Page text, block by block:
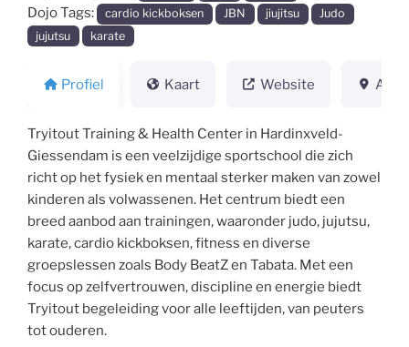
Dojo Tags: cardio kickboksen JBN jiujitsu
Judo
jujutsu
karate
Profiel Kaart Website
Tryitout Training & Health Center in Hardinxveld-
Giessendam is een veelzijdige sportschool die zich
richt op het fysiek en mentaal sterker maken van zowel
kinderen als volwassenen. Het centrum biedt een
breed aanbod aan trainingen, waaronder judo, jujutsu,
karate, cardio kickboksen, fitness en diverse
groepslessen zoals Body BeatZ en Tabata. Met een
focus op zelfvertrouwen, discipline en energie biedt
Tryitout begeleiding voor alle leeftijden, van peuters
tot ouderen.